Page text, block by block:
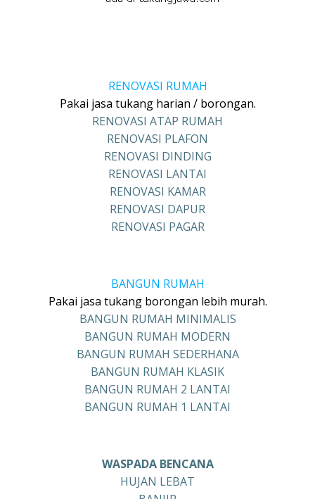
RENOVASI RUMAH
Pakai jasa tukang harian / borongan.
RENOVASI ATAP RUMAH
RENOVASI PLAFON
RENOVASI DINDING
RENOVASI LANTAI
RENOVASI KAMAR
RENOVASI DAPUR
RENOVASI PAGAR
BANGUN RUMAH
Pakai jasa tukang borongan lebih murah.
BANGUN RUMAH MINIMALIS
BANGUN RUMAH MODERN
BANGUN RUMAH SEDERHANA
BANGUN RUMAH KLASIK
BANGUN RUMAH 2 LANTAI
BANGUN RUMAH 1 LANTAI
WASPADA BENCANA
HUJAN LEBAT